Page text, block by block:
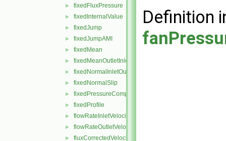
► fixedFluxPressure
► fixedInternalValue
► fixedJump
► fixedJumpAMI
► fixedMean
► fixedMeanOutletInlet
► fixedNormalInletOutletVelocity
► fixedNormalSlip
► fixedPressureCompressibleDensity
► fixedProfile
► flowRateInletVelocity
► flowRateOutletVelocity
► fluxCorrectedVelocity
Definition